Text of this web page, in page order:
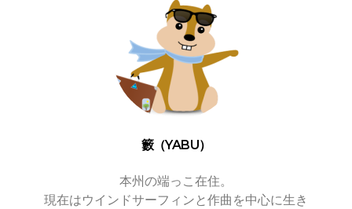
籔（YABU）
本州の端っこ在住。
現在はウインドサーフィンと作曲を中心に生き